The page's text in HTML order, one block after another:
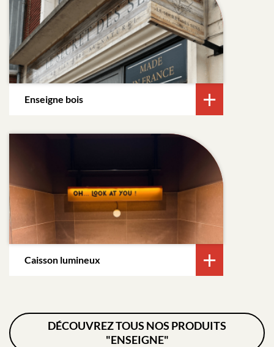
Enseigne bois
Caisson lumineux
DÉCOUVREZ TOUS NOS PRODUITS
"ENSEIGNE"